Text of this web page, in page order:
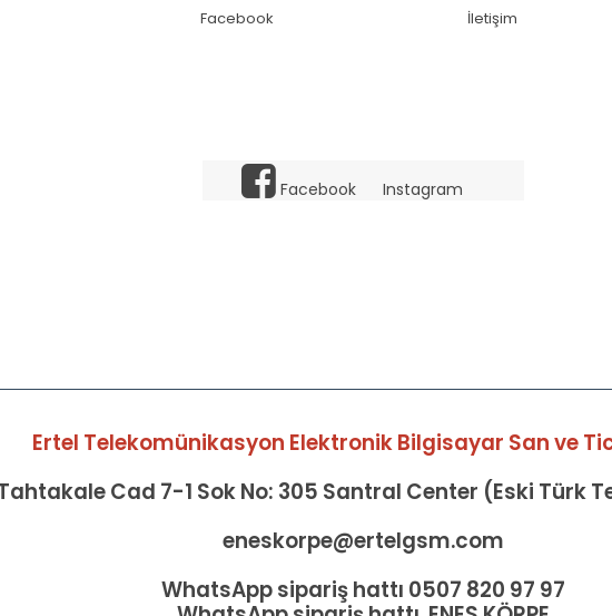
Facebook İletişim
Facebook Instagram
Ertel Telekomünikasyon Elektronik Bilgisayar San ve
Cad 7-1 Sok No: 305 Santral Center (Eski Türk
eneskorpe@ertelgsm.com
WhatsApp sipariş hattı 0507 820 97 97